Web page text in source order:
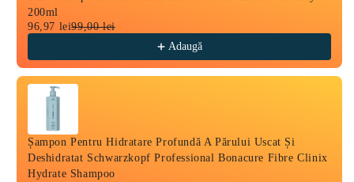
200ml
96,97 lei99,00 lei
Adaugă
Șampon Pentru Hidratare Profundă A Părului Uscat Și
Deshidratat Schwarzkopf Professional Bonacure Fibre Clinix
Hydrate Shampoo